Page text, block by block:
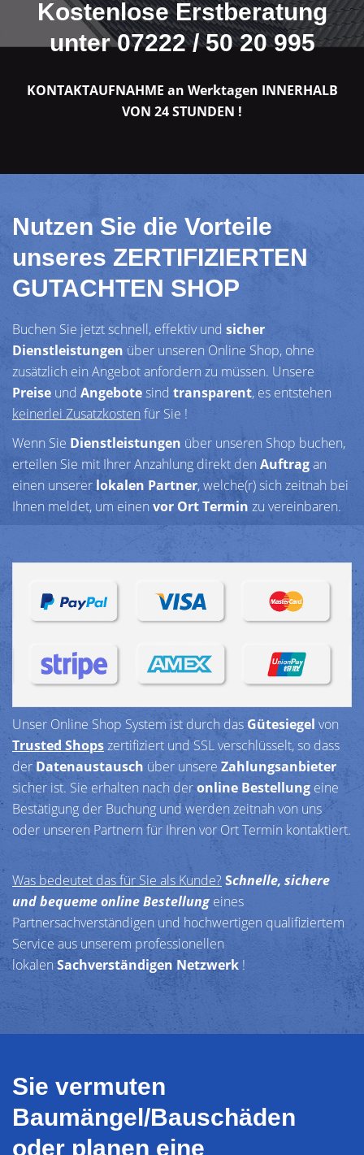
Kostenlose Erstberatung
unter 07222 / 50 20 995
KONTAKTAUFNAHME an Werktagen INNERHALB
VON 24 STUNDEN !
Nutzen Sie die Vorteile
unseres ZERTIFIZIERTEN
GUTACHTEN SHOP
Buchen Sie jetzt schnell, effektiv und sicher
Dienstleistungen über unseren Online Shop, ohne
zusätzlich ein Angebot anfordern zu müssen. Unsere
Preise und Angebotesind transparent, es entstehen
keinerlei Zusatzkostenfür Sie !
Wenn Sie Dienstleistungen über unseren Shop buchen,
erteilen Sie mit Ihrer Anzahlung direkt den Auftragan
einen unserer lokalen Partner, welche(r) sich zeitnah bei
Ihnen meldet, um einenvor Ort Termin zu vereinbaren.
Unser Online Shop System ist durch das Gütesiegel von
Trusted Shopszertifiziert und SSL verschlüsselt, so dass
derDatenaustausch über unsere Zahlungsanbieter
sicher ist. Sie erhalten nach deronline Bestellung eine
Bestätigung der Buchung und werden zeitnah von uns
oder unseren Partnern für Ihren vor Ort Termin kontaktiert.
Was bedeutet das für Sie als Kunde? Schnelle, sichere
und bequeme online Bestellung eines
Partnersachverständigen und hochwertigen qualifiziertem
Service aus unserem professionellen
lokalenSachverständigen Netzwerk !
Sie vermuten
Baumängel/Bauschäden
oder planen eine